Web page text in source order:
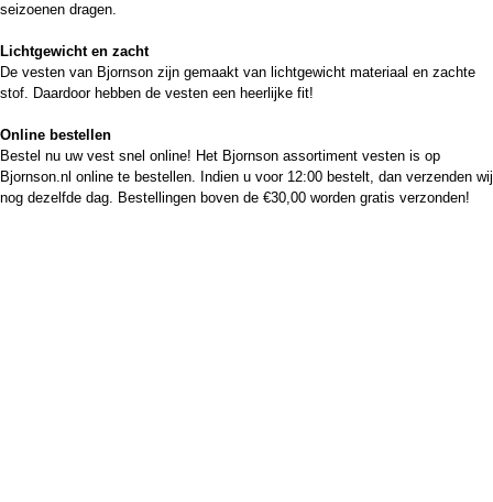
seizoenen dragen.
Lichtgewicht en zacht
De vesten van Bjornson zijn gemaakt van lichtgewicht materiaal en zachte
stof. Daardoor hebben de vesten een heerlijke fit!
Online bestellen
Bestel nu uw vest snel online! Het Bjornson assortiment vesten is op
Bjornson.nl online te bestellen. Indien u voor 12:00 bestelt, dan verzenden wij
nog dezelfde dag. Bestellingen boven de €30,00 worden gratis verzonden!